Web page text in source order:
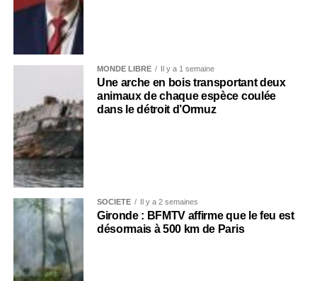
MONDE LIBRE Il y a 1 semaine
Une arche en bois transportant deux
animaux de chaque espèce coulée
dans le détroit d’Ormuz
SOCIÉTÉ Il y a 2 semaines
Gironde : BFMTV affirme que le feu est
désormais à 500 km de Paris